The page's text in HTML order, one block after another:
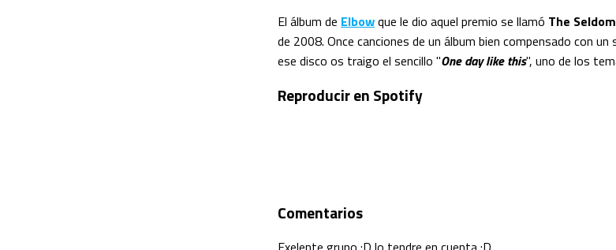
El álbum de Elbowque le dio aquel premio se llamó The
de 2008. Once canciones de un álbum bien compensado con
ese disco os traigo el sencillo "One day like this", uno de los
Reproducir en Spotify
Comentarios